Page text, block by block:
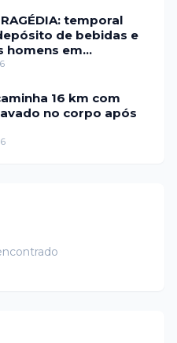
temporal
de bebidas e
homens em
16 km com
no corpo após